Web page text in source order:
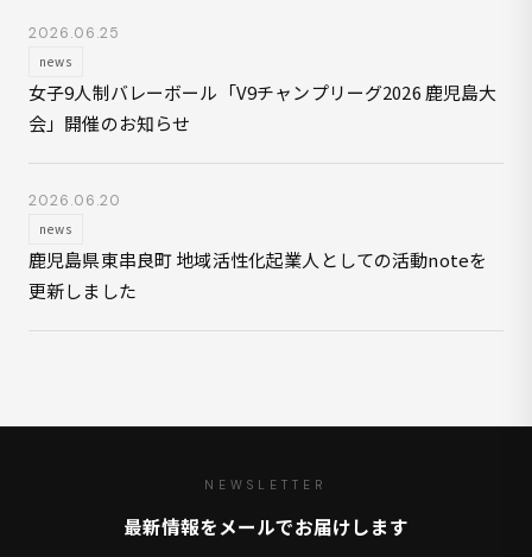
2026.06.25
news
女子9人制バレーボール「V9チャンプリーグ2026 鹿児島大
会」開催のお知らせ
2026.06.20
news
鹿児島県東串良町 地域活性化起業人としての活動noteを
更新しました
NEWSLETTER
最新情報をメールでお届けします